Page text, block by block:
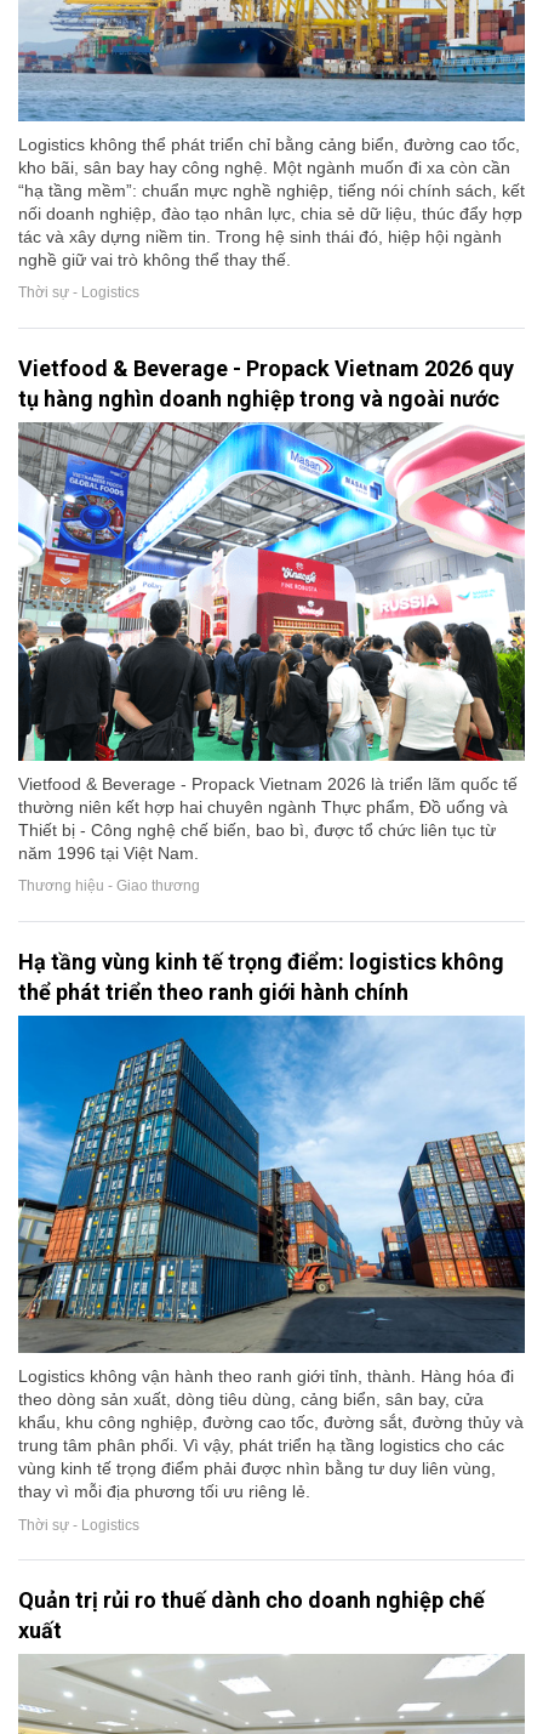
Logistics không thể phát triển chỉ bằng cảng biển, đường cao tốc,
kho bãi, sân bay hay công nghệ. Một ngành muốn đi xa còn cần
“hạ tầng mềm”: chuẩn mực nghề nghiệp, tiếng nói chính sách, kết
nối doanh nghiệp, đào tạo nhân lực, chia sẻ dữ liệu, thúc đẩy hợp
tác và xây dựng niềm tin. Trong hệ sinh thái đó, hiệp hội ngành
nghề giữ vai trò không thể thay thế.
Thời sự - Logistics
Vietfood & Beverage - Propack Vietnam 2026 quy
tụ hàng nghìn doanh nghiệp trong và ngoài nước
Vietfood & Beverage - Propack Vietnam 2026 là triển lãm quốc tế
thường niên kết hợp hai chuyên ngành Thực phẩm, Đồ uống và
Thiết bị - Công nghệ chế biến, bao bì, được tổ chức liên tục từ
năm 1996 tại Việt Nam.
Thương hiệu - Giao thương
Hạ tầng vùng kinh tế trọng điểm: logistics không
thể phát triển theo ranh giới hành chính
Logistics không vận hành theo ranh giới tỉnh, thành. Hàng hóa đi
theo dòng sản xuất, dòng tiêu dùng, cảng biển, sân bay, cửa
khẩu, khu công nghiệp, đường cao tốc, đường sắt, đường thủy và
trung tâm phân phối. Vì vậy, phát triển hạ tầng logistics cho các
vùng kinh tế trọng điểm phải được nhìn bằng tư duy liên vùng,
thay vì mỗi địa phương tối ưu riêng lẻ.
Thời sự - Logistics
Quản trị rủi ro thuế dành cho doanh nghiệp chế
xuất